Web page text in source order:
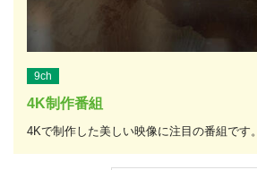
9ch
4K制作番組
4Kで制作した美しい映像に注目の番組です。